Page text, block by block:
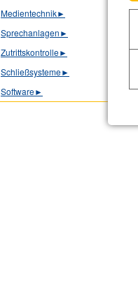
Medientechnik►
Sprechanlagen►
Zutrittskontrolle►
Schließsysteme►
Software►